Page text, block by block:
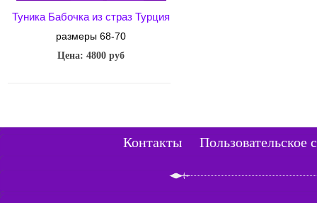
Туника Бабочка из страз Турция
размеры 68-70
Цена: 4800 руб
Контакты Пользовательское